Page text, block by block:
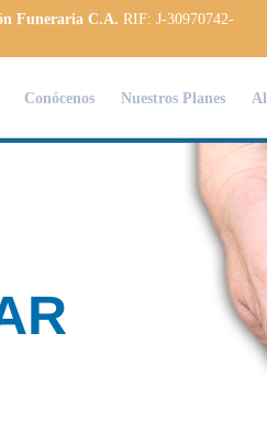
Funeraria C.A. RIF: J-30970742-
Conócenos Nuestros Planes